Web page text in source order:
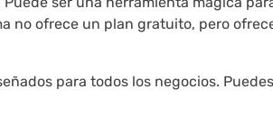
no ofrece un plan gratuito, pero
para todos los negocios.